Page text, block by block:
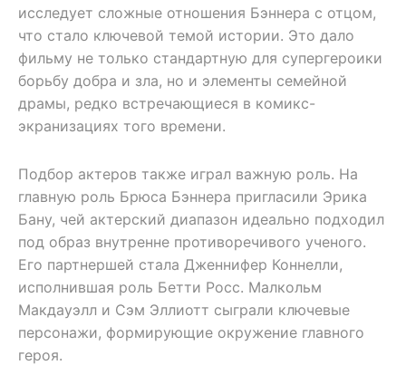
исследует сложные отношения Бэннера с отцом,
что стало ключевой темой истории. Это дало
фильму не только стандартную для супергероики
борьбу добра и зла, но и элементы семейной
драмы, редко встречающиеся в комикс-
экранизациях того времени.
Подбор актеров также играл важную роль. На
главную роль Брюса Бэннера пригласили Эрика
Бану, чей актерский диапазон идеально подходил
под образ внутренне противоречивого ученого.
Его партнершей стала Дженнифер Коннелли,
исполнившая роль Бетти Росс. Малкольм
Макдауэлл и Сэм Эллиотт сыграли ключевые
персонажи, формирующие окружение главного
героя.